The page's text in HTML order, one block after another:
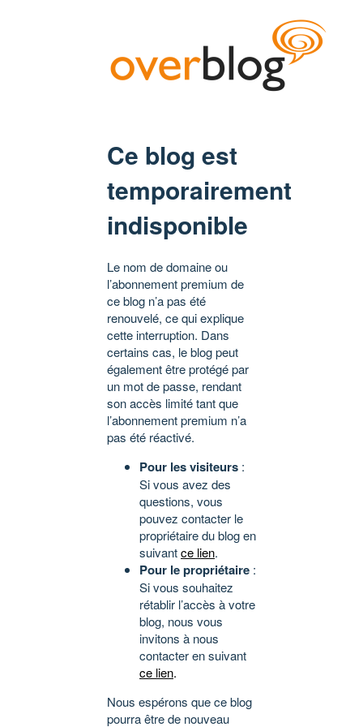
Ce blog est
temporairement
indisponible
Le nom de domaine ou
l’abonnement premium de
ce blog n’a pas été
renouvelé, ce qui explique
cette interruption. Dans
certains cas, le blog peut
également être protégé par
un mot de passe, rendant
son accès limité tant que
l’abonnement premium n’a
pas été réactivé.
Pour les visiteurs :
Si vous avez des
questions, vous
pouvez contacter le
propriétaire du blog en
suivantce lien.
Pour le propriétaire :
Si vous souhaitez
rétablir l’accès à votre
blog, nous vous
invitons à nous
contacter en suivant
ce lien.
Nous espérons que ce blog
pourra être de nouveau